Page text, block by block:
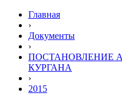
Главная
›
Документы
›
ПОСТАНОВЛЕНИЕ
КУРГАНА
›
2015